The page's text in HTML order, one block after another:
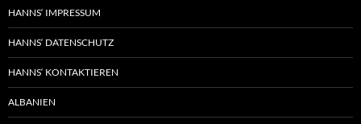
HANNS‘ IMPRESSUM
HANNS‘ DATENSCHUTZ
HANNS‘ KONTAKTIEREN
ALBANIEN